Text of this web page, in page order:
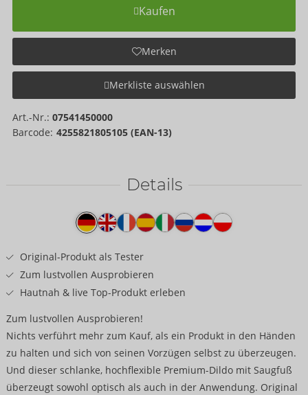
Kaufen
Merken
Merkliste auswählen
Art.-Nr.: 07541450000
Barcode: 4255821805105 (EAN-13)
Details
Produkttext
Original-Produkt als Tester
Zum lustvollen Ausprobieren
Hautnah & live Top-Produkt erleben
Zum lustvollen Ausprobieren!
Nichts verführt mehr zum Kauf, als ein Produkt in den Händen
zu halten und sich von seinen Vorzügen selbst zu überzeugen.
Und dieser schlanke, hochflexible Premium-Dildo mit Saugfuß
überzeugt sowohl optisch als auch in der Anwendung. Original